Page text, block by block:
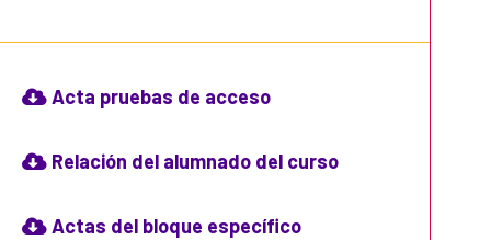
Acta pruebas de acceso
Relación del alumnado del curso
Actas del bloque específico